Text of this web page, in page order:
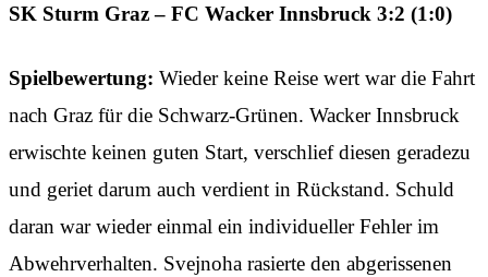
SK Sturm Graz – FC Wacker Innsbruck 3:2 (1:0)
Spielbewertung: Wieder keine Reise wert war die Fahrt
nach Graz für die Schwarz-Grünen. Wacker Innsbruck
erwischte keinen guten Start, verschlief diesen geradezu
und geriet darum auch verdient in Rückstand. Schuld
daran war wieder einmal ein individueller Fehler im
Abwehrverhalten. Svejnoha rasierte den abgerissenen